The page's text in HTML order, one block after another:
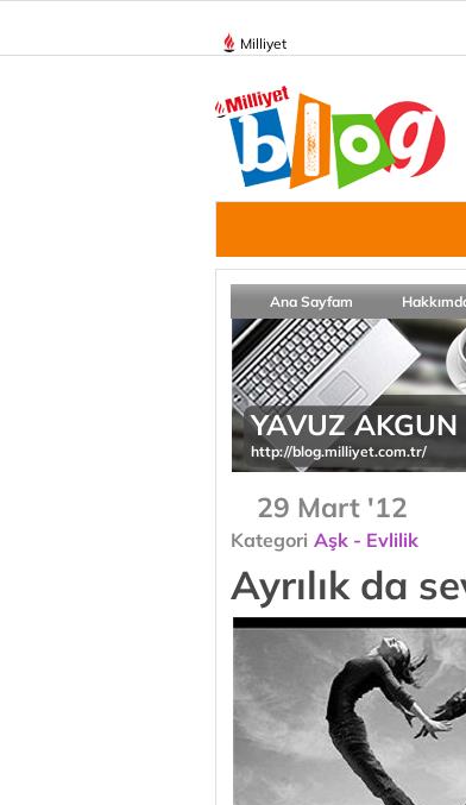
Milliyet
Ana Sayfam
YAVUZ AKGUN
http://blog.milliyet.com.tr/
29 Mart '12
Kategori Aşk - Evlilik
Ayrılık da